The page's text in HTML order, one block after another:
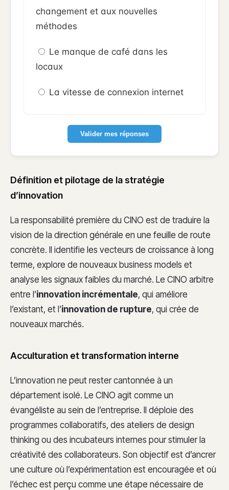
changement et aux nouvelles
méthodes
Le manque de café dans les
locaux
La vitesse de connexion internet
Valider mes réponses
Définition et pilotage de la stratégie
d’innovation
La responsabilité première du CINO est de traduire la
vision de la direction générale en une feuille de route
concrète. Il identifie les vecteurs de croissance à long
terme, explore de nouveaux business models et
analyse les signaux faibles du marché. Le CINO arbitre
entre l’innovation incrémentale, qui améliore
l’existant, et l’innovation de rupture, qui crée de
nouveaux marchés.
Acculturation et transformation interne
L’innovation ne peut rester cantonnée à un
département isolé. Le CINO agit comme un
évangéliste au sein de l’entreprise. Il déploie des
programmes collaboratifs, des ateliers de design
thinking ou des incubateurs internes pour stimuler la
créativité des collaborateurs. Son objectif est d’ancrer
une culture où l’expérimentation est encouragée et où
l’échec est perçu comme une étape nécessaire de